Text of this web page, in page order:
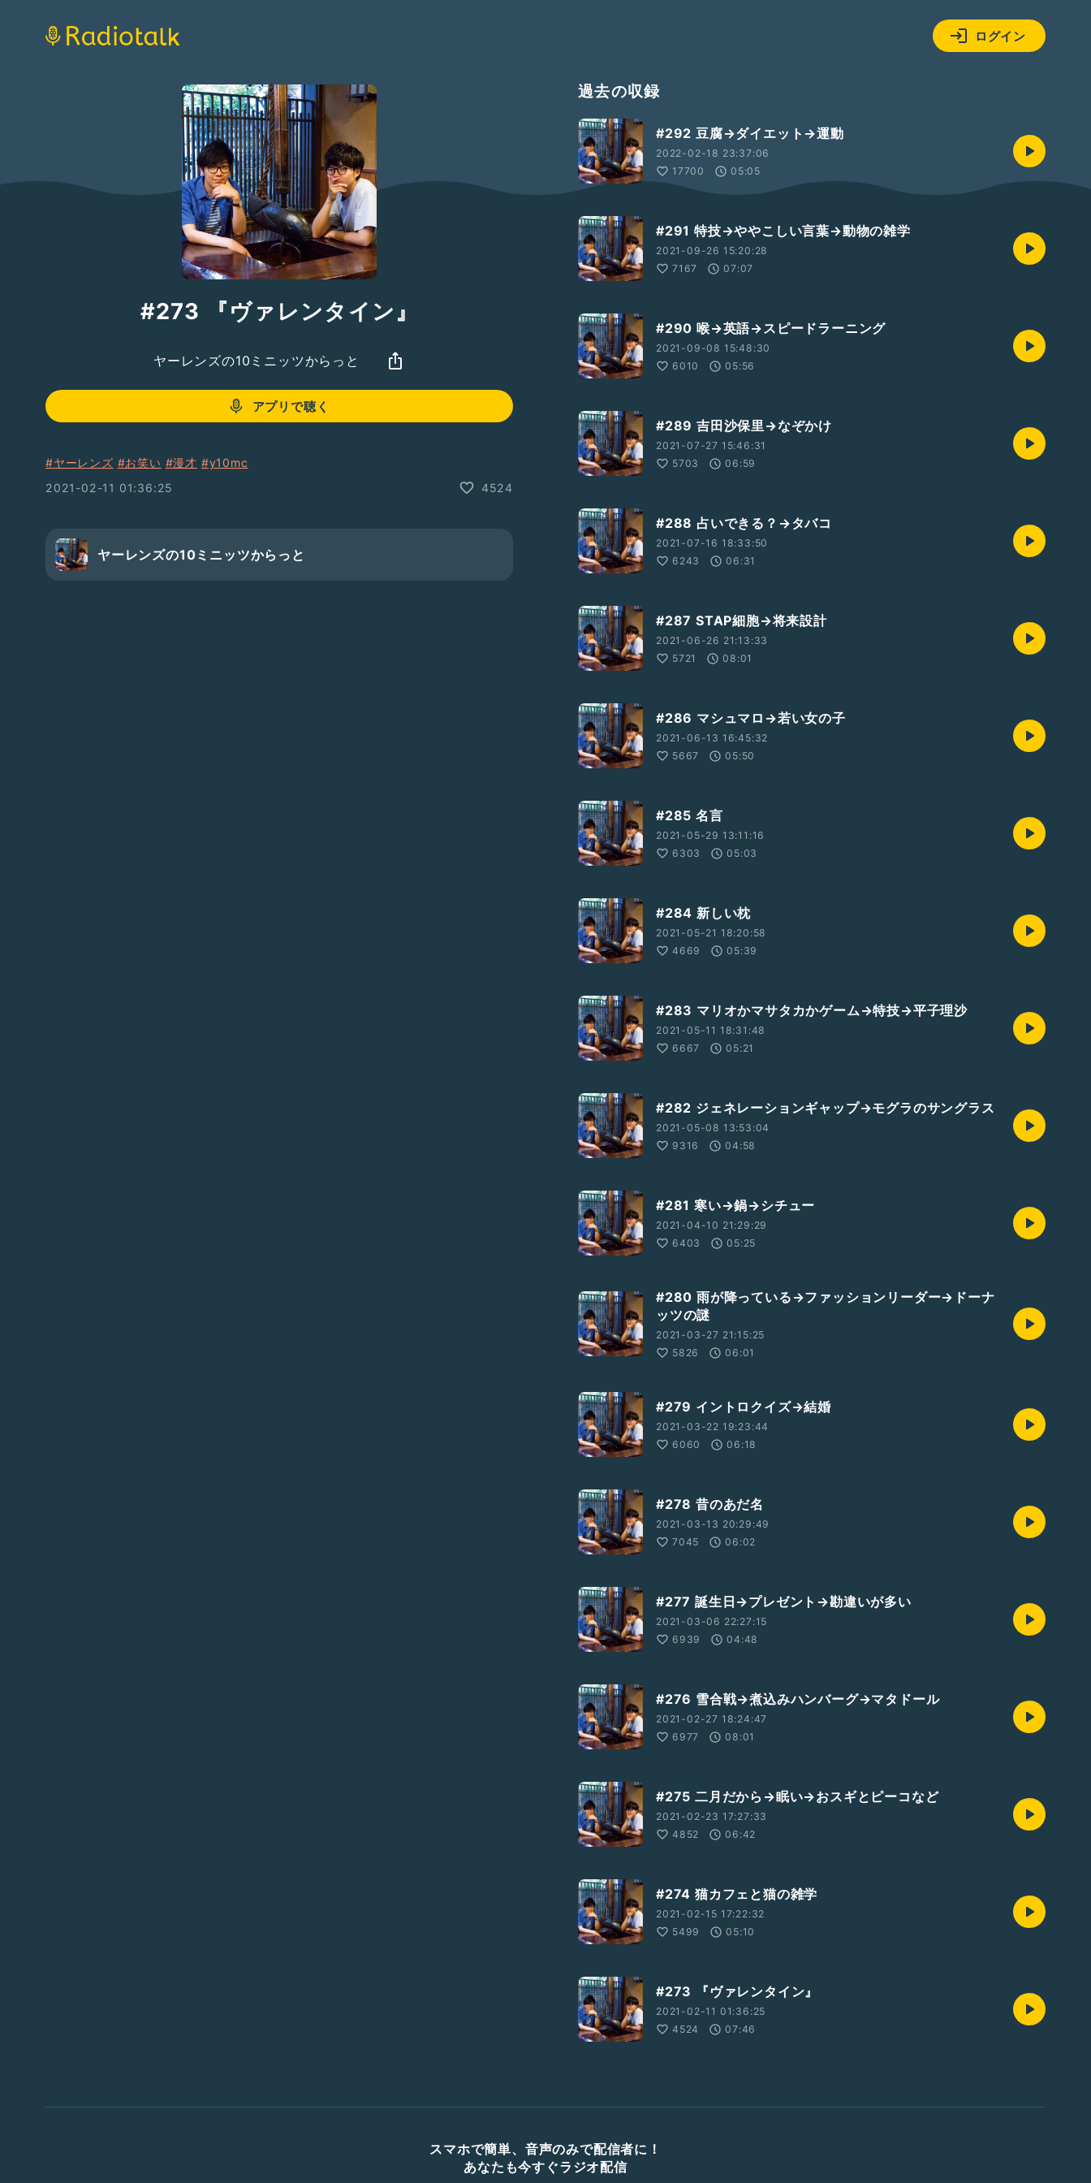
ログイン
#273 『ヴァレンタイン』
ヤーレンズの10ミニッツからっと
アプリで聴く
#ヤーレンズ #お笑い #漫才 #y10mc
2021-02-11 01:36:25
4524
ヤーレンズの10ミニッツからっと
過去の収録
#292 豆腐→ダイエット→運動
2022-02-18 23:37:06
17700
05:05
#291 特技→ややこしい言葉→動物の雑学
2021-09-26 15:20:28
7167
07:07
#290 喉→英語→スピードラーニング
2021-09-08 15:48:30
6010
05:56
#289 吉田沙保里→なぞかけ
2021-07-27 15:46:31
5703
06:59
#288 占いできる？→タバコ
2021-07-16 18:33:50
6243
06:31
#287 STAP細胞→将来設計
2021-06-26 21:13:33
5721
08:01
#286 マシュマロ→若い女の子
2021-06-13 16:45:32
5667
05:50
#285 名言
2021-05-29 13:11:16
6303
05:03
#284 新しい枕
2021-05-21 18:20:58
4669
05:39
#283 マリオかマサタカかゲーム→特技→平子理沙
2021-05-11 18:31:48
6667
05:21
#282 ジェネレーションギャップ→モグラのサングラス
2021-05-08 13:53:04
9316
04:58
#281 寒い→鍋→シチュー
2021-04-10 21:29:29
6403
05:25
#280 雨が降っている→ファッションリーダー→ドーナ
ッツの謎
2021-03-27 21:15:25
5826
06:01
#279 イントロクイズ→結婚
2021-03-22 19:23:44
6060
06:18
#278 昔のあだ名
2021-03-13 20:29:49
7045
06:02
#277 誕生日→プレゼント→勘違いが多い
2021-03-06 22:27:15
6939
04:48
#276 雪合戦→煮込みハンバーグ→マタドール
2021-02-27 18:24:47
6977
08:01
#275 二月だから→眠い→おスギとピーコなど
2021-02-23 17:27:33
4852
06:42
#274 猫カフェと猫の雑学
2021-02-15 17:22:32
5499
05:10
#273 『ヴァレンタイン』
2021-02-11 01:36:25
4524
07:46
スマホで簡単、音声のみで配信者に！
あなたも今すぐラジオ配信